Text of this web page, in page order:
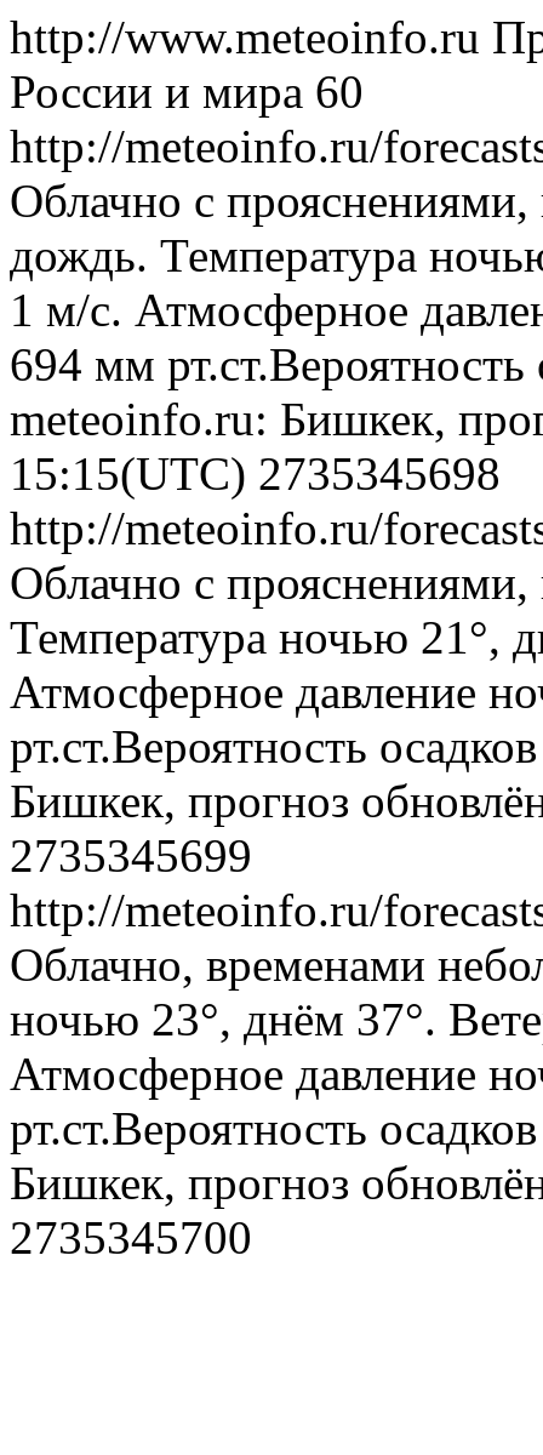
http://www.meteoinfo.ru
России и мира 60
http://meteoinfo.ru/
Облачно с
дождь. Температура
1 м/с. Атмосферное
694 мм рт.ст.Вероятность
meteoinfo.ru: Бишкек,
15:15(UTC) 2735345698
http://meteoinfo.ru/
Облачно с
Температура ночью 21°,
Атмосферное давление
рт.ст.Вероятность
Бишкек, прогноз
2735345699
http://meteoinfo.ru/
Облачно, временами
ночью 23°, днём 37°.
Атмосферное давление
рт.ст.Вероятность
Бишкек, прогноз
2735345700